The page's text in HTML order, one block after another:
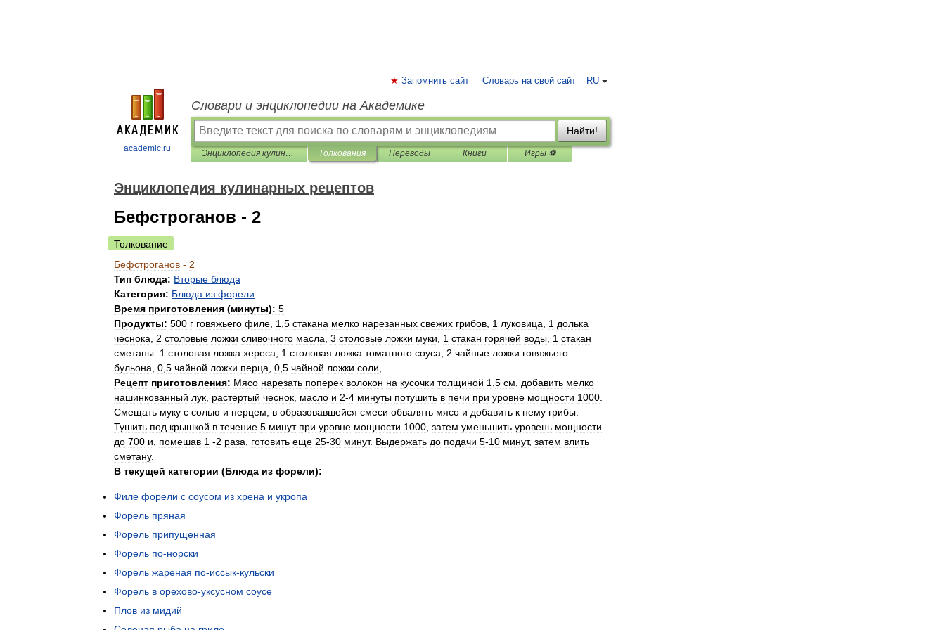
academic.ru
RU
Запомнить сайт Словарь на свой сайт
Словари и энциклопедии на Академике
Найти!
Энциклопедия кулинарных рецептов Толкования Переводы Книги Игры ⚽
Энциклопедия кулинарных рецептов
Бефстроганов - 2
Толкование
Бефстроганов - 2
Тип блюда: Вторые блюда
Категория: Блюда из форели
Время приготовления (минуты): 5
Продукты: 500 г говяжьего филе 1 5 стакана мелко нарезанных свежих грибов 1 луковица 1 долька
чеснока
2 столовые ложки сливочного масла 3 столовые ложки муки 1 стакан горячей воды 1 стакан
сметаны 1 столовая ложка хереса 1 столовая ложка томатного соуса 2 чайные ложки говяжьего
бульона 0 5 чайной ложки перца 0 5 чайной ложки соли
Рецепт приготовления: Мясо нарезать поперек волокон на кусочки толщиной 1 5 см добавить мелко
нашинкованный лук растертый чеснок масло и 2-4 минуты потушить в печи при уровне мощности 1000
Смещать муку с солью и перцем в образовавшейся смеси обвалять мясо и добавить к нему грибы
Тушить под крышкой в течение 5 минут при уровне мощности 1000 затем уменьшить уровень мощности
до 700 и помешав 1 -2 раза готовить еще 25-30 минут. Выдержать до подачи 5-10 минут, затем влить
сметану.
В текущей категории (Блюда из форели):
Филе форели с соусом из хрена и укропа
Форель пряная
Форель припущенная
Форель по-норски
Форель жареная по-иссык-кульски
Форель в орехово-уксусном соусе
Плов из мидий